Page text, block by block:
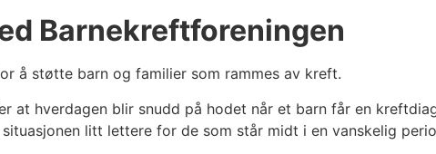
Barnekreftforeningen
å støtte barn og familier som rammes av kreft.
at hverdagen blir snudd på hodet når et barn får en
litt lettere for de som står midt i en vanskelig